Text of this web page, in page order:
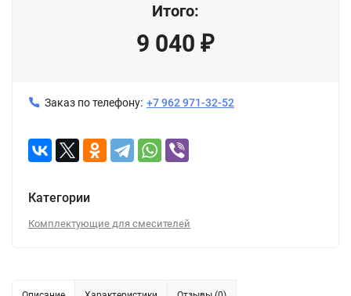
Итого:
9 040 ₽
Заказ по телефону: +7 962 971-32-52
Категории
Комплектующие для смесителей